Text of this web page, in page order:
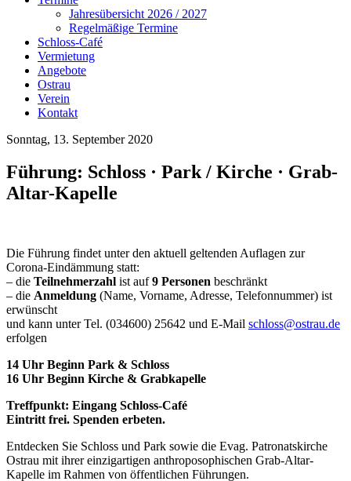
Jahresübersicht 2026 / 2027
Regelmäßige Termine
Schloss-Café
Vermietung
Angebote
Ostrau
Verein
Kontakt
Sonntag, 13. September 2020
Führung: Schloss · Park / Kirche · Grab-
Altar-Kapelle
Die Führung findet unter den aktuell geltenden Auflagen zur
Corona-Eindämmung statt:
– die Teilnehmerzahl ist auf9 Personen beschränkt
– die Anmeldung (Name, Vorname, Adresse, Telefonnummer) ist
erwünscht
und kann unter Tel. (034600) 25642 und E-Mail schloss@ostrau.de
erfolgen
14 Uhr Beginn Park & Schloss
16 Uhr Beginn Kirche & Grabkapelle
Treffpunkt: Eingang Schloss-Café
Eintritt frei. Spenden erbeten.
Entdecken Sie Schloss und Park sowie die Evag. Patronatskirche
Ostrau mit ihrer einzigartigen anthroposophischen Grab-Altar-
Kapelle im Rahmen von öffentlichen Führungen.